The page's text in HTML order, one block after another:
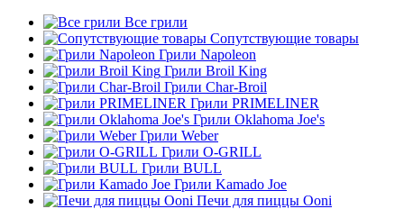
Все грили
Сопутствующие товары
Грили Napoleon
Грили Broil King
Грили Char-Broil
Грили PRIMELINER
Грили Oklahoma Joe's
Грили Weber
Грили O-GRILL
Грили BULL
Грили Kamado Joe
Печи для пиццы Ooni